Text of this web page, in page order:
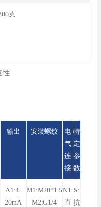
克
性
输出 安装螺纹
电
气
连
接
特
定
参
数
A1:4-
20mA
M1:M20*1.5
M2:G1/4
N1:
直
S:
抗